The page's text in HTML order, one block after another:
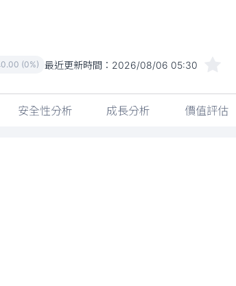
0.00 (0%) 最近更新時間： 2026/08/06 05:30
安全性分析 成長分析 價值評估